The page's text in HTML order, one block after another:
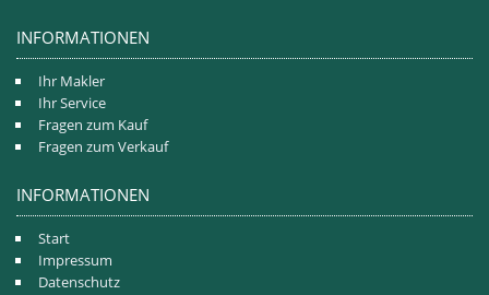
INFORMATIONEN
Ihr Makler
Ihr Service
Fragen zum Kauf
Fragen zum Verkauf
INFORMATIONEN
Start
Impressum
Datenschutz